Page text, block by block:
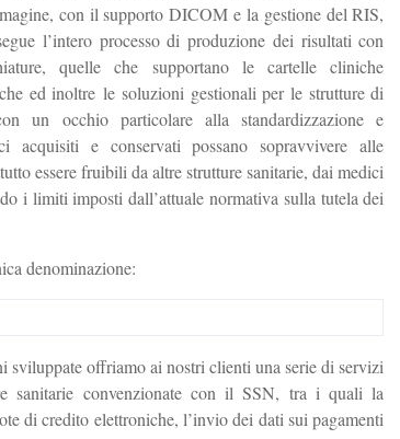
con il supporto DICOM e la gestione del RIS,
l’intero processo di produzione dei risultati con
quelle che supportano le cartelle cliniche
ed inoltre le soluzioni gestionali per le strutture di
un occhio particolare alla standardizzazione e
acquisiti e conservati possano sopravvivere alle
essere fruibili da altre strutture sanitarie, dai medici
i limiti imposti dall’attuale normativa sulla tutela dei
denominazione:
sviluppate offriamo ai nostri clienti una serie di servizi
sanitarie convenzionate con il SSN, tra i quali la
di credito elettroniche, l’invio dei dati sui pagamenti